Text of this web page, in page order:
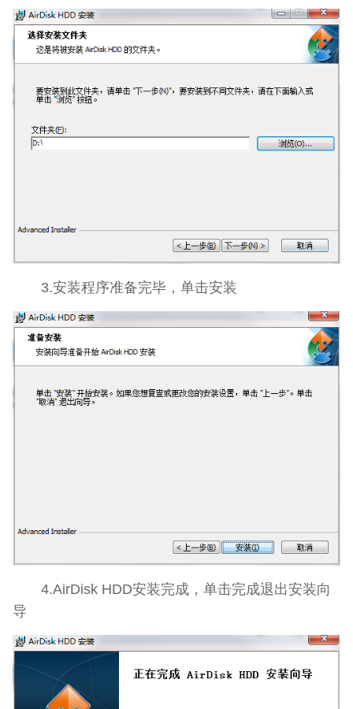
3.安装程序准备完毕，单击安装
4.AirDisk HDD安装完成，单击完成退出安装向
导